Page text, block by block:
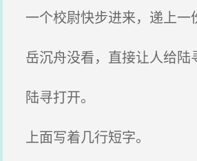
一个校尉快步进来，递上一
岳沉舟没看，直接让人给陆
陆寻打开。
上面写着几行短字。